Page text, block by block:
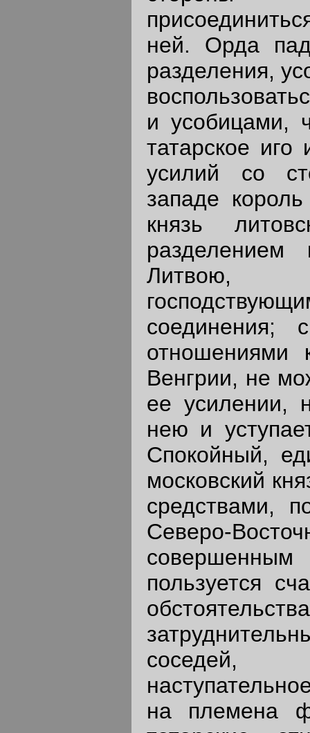
ней. Орда
разделения,
и усобицами,
татарское иго
усилий со
западе
князь
Литвою,
соединения;
отношениями
Венгрии, не
ее усилении,
нею и
Спокойный,
московский
средствами,
Северо-
пользуется
на племена